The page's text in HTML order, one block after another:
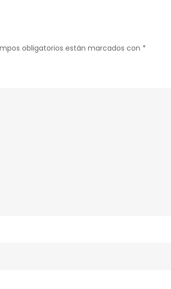
obligatorios están marcados con *